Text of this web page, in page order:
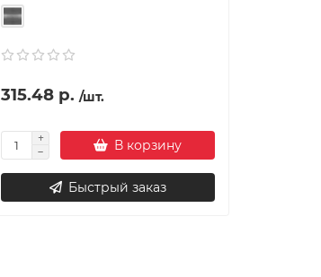
315.48 р. /шт.
В корзину
Быстрый заказ